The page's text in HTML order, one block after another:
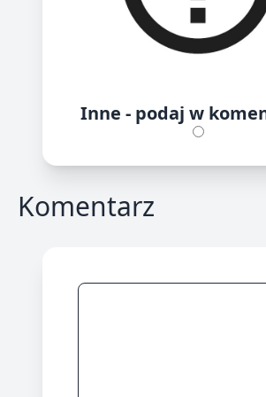
Inne - podaj w
Komentarz